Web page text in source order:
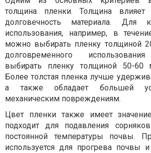
толщина пленки. Толщина
долговечность материала. Для
использования, например, в
можно выбирать пленку толщиной
долговременного
выбирать пленку толщиной 50-60
Более толстая пленка лучше
а также обладает большей
механическим повреждениям.
Цвет пленки также имеет
подходит для подавления
постоянной температуры почвы.
используется для прогрева почвы